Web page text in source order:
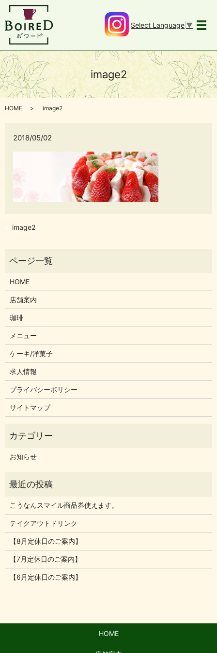
メ
Select Language ▼
image2
HOME image2
2018/05/02
image2
HOME
店舗案内
珈琲
メニュー
ケーキ/洋菓子
求人情報
プライバシーポリシー
サイトマップ
お知らせ
こうなんスマイル商品券使えます。
テイクアウトドリンク
【8月定休日のご案内】
【7月定休日のご案内】
【6月定休日のご案内】
HOME